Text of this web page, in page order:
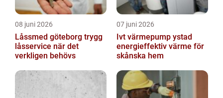
08 juni 2026
Låssmed göteborg trygg
låsservice när det
verkligen behövs
07 juni 2026
Ivt värmepump ystad
energieffektiv värme för
skånska hem